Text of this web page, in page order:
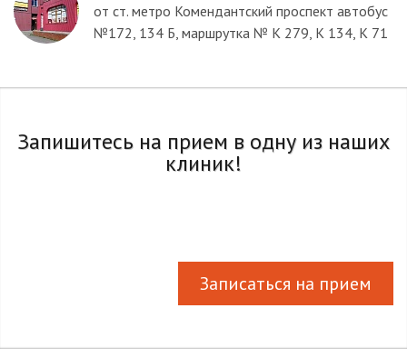
от ст. метро Комендантский проспект автобус
№172, 134 Б, маршрутка № К 279, К 134, К 71
Запишитесь на прием в одну из наших
клиник!
Записаться на прием